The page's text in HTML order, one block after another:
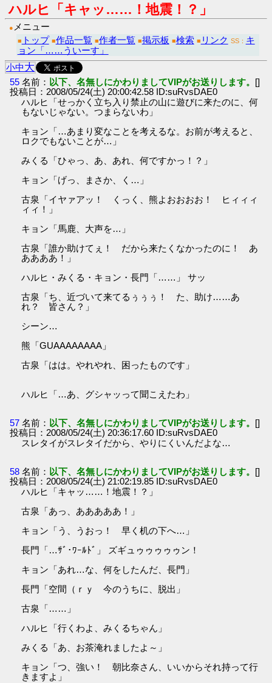
ハルヒ「キャッ……！地震！？」
● メニュー
■ トップ ■作品一覧 ■作者一覧 ■掲示板 ■検索 ■ リンク SS： キ
ョン「……ういーす」
小中大
55 名前： 以下、名無しにかわりましてVIPがお送りします。 []
投稿日：2008/05/24(土) 20:00:42.58 ID:suRvsDAE0
ハルヒ「せっかく立ち入り禁止の山に遊びに来たのに、何
もないじゃない。つまらないわ」
キョン「…あまり変なことを考えるな。お前が考えると、
ロクでもないことが…」
みくる「ひゃっ、あ、あれ、何ですかっ！？」
キョン「げっ、まさか、く…」
古泉「イヤァアッ！ くっく、熊よおおおお！ ヒィィィ
ィィ！」
キョン「馬鹿、大声を…」
古泉「誰か助けてぇ！ だから来たくなかったのに！ あ
ああああ！」
ハルヒ・みくる・キョン・長門「……」 サッ
古泉「ち、近づいて来てるぅぅぅ！ た、助け……あ
れ？ 皆さん？」
シーン…
熊「GUAAAAAAAA」
古泉「はは。やれやれ、困ったものです」
ハルヒ「…あ、グシャッって聞こえたわ」
57 名前： 以下、名無しにかわりましてVIPがお送りします。 []
投稿日：2008/05/24(土) 20:36:17.60 ID:suRvsDAE0
スレタイがスレタイだから、やりにくいんだよな…
58 名前： 以下、名無しにかわりましてVIPがお送りします。 []
投稿日：2008/05/24(土) 21:02:19.85 ID:suRvsDAE0
ハルヒ「キャッ……！地震！？」
古泉「あっ、あああああ！」
キョン「う、うおっ！ 早く机の下へ…」
長門「…ｻﾞ･ﾜｰﾙﾄﾞ」 ズギュゥゥゥゥゥン！
キョン「あれ…な、何をしたんだ、長門」
長門「空間（ｒｙ 今のうちに、脱出」
古泉「……」
ハルヒ「行くわよ、みくるちゃん」
みくる「あ、お茶淹れましたよ～」
キョン「つ、強い！ 朝比奈さん、いいからそれ持って行
きますよ」